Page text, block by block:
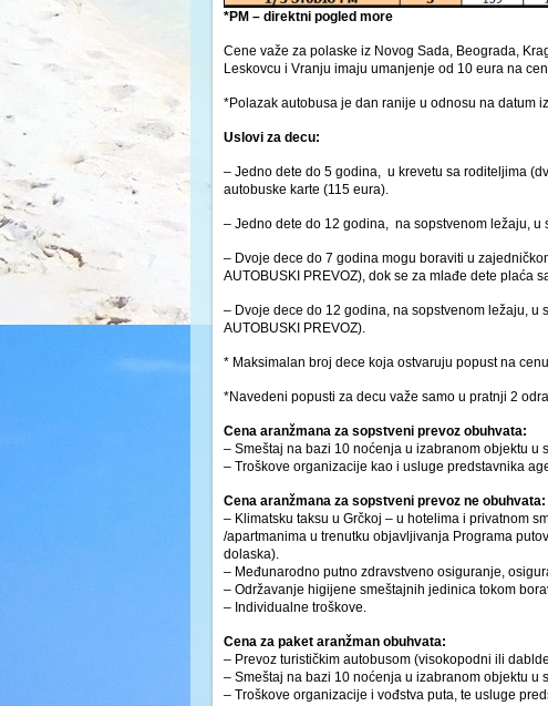
*PM – direktni pogled more
Cene važe za polaske iz Novog Sada, Beograda,
Leskovcu i Vranju imaju umanjenje od 10 eura na
*Polazak autobusa je dan ranije u odnosu na datum
Uslovi za decu:
– Jedno dete do 5 godina, u krevetu sa roditeljima
autobuske karte (115 eura).
– Jedno dete do 12 godina, na sopstvenom ležaju, u
– Dvoje dece do 7 godina mogu boraviti u
AUTOBUSKI PREVOZ), dok se za mlađe dete plaća
– Dvoje dece do 12 godina, na sopstvenom ležaju,
AUTOBUSKI PREVOZ).
* Maksimalan broj dece koja ostvaruju popust na
*Navedeni popusti za decu važe samo u pratnji 2
Cena aranžmana za sopstveni prevoz obuhvata:
– Smeštaj na bazi 10 noćenja u izabranom objektu u
– Troškove organizacije kao i usluge predstavnika
Cena aranžmana za sopstveni prevoz ne obuhvata:
– Klimatsku taksu u Grčkoj – u hotelima i privatnom
/apartmanima u trenutku objavljivanja Programa
dolaska).
– Međunarodno putno zdravstveno osiguranje,
– Održavanje higijene smeštajnih jedinica tokom
– Individualne troškove.
Cena za paket aranžman obuhvata:
– Prevoz turističkim autobusom (visokopodni ili
– Smeštaj na bazi 10 noćenja u izabranom objektu u
– Troškove organizacije i vođstva puta, te usluge